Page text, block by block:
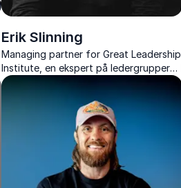
Erik Slinning
Managing partner for Great Leadership
Institute, en ekspert på ledergrupper
og lederutvikling. Styrk teamet i din